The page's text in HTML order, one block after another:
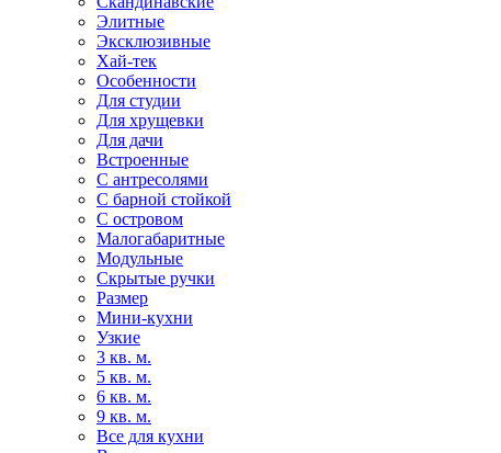
Элитные
Эксклюзивные
Хай-тек
Особенности
Для студии
Для хрущевки
Для дачи
Встроенные
С антресолями
С барной стойкой
С островом
Малогабаритные
Модульные
Скрытые ручки
Размер
Мини-кухни
Узкие
3 кв. м.
5 кв. м.
6 кв. м.
9 кв. м.
Все для кухни